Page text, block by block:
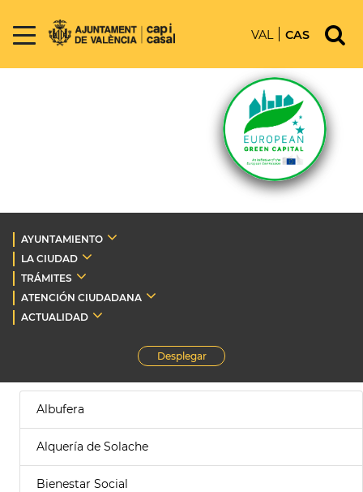
VAL CAS
AYUNTAMIENTO
LA CIUDAD
TRÁMITES
ATENCIÓN CIUDADANA
ACTUALIDAD
Desplegar
Albufera
Alquería de Solache
Bienestar Social